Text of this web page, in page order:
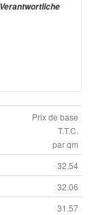
Prix de base
T.T.C.
par qm
32.54
32.06
31.57